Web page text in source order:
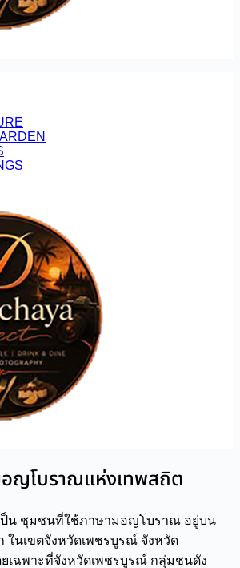
ญโบราณแห่งเทพสถิต
ป็น ชุมชนที่ใช้ภาษามอญโบราณ อยู่บน
ในเขตจังหวัดเพชรบูรณ์ จังหวัด
เฉพาะที่จังหวัดเพชรบูรณ์ กลุ่มชนดัง